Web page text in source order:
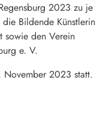
2023 zu je
Bildende Künstlerin
sowie den Verein
e. V.
November 2023 statt.